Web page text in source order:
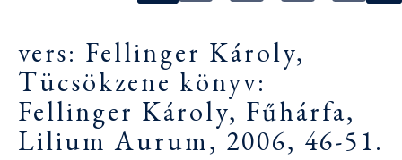
vers: Fellinger Károly,
Tücsökzene könyv:
Fellinger Károly, Fűhárfa,
Lilium Aurum, 2006, 46-51.